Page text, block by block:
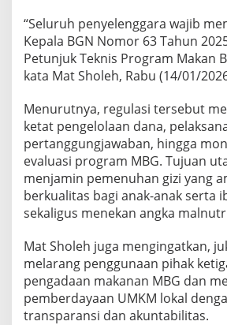
“Seluruh penyelenggara wajib
Kepala BGN Nomor 63 Tahun
Petunjuk Teknis Program Makan
kata Mat Sholeh, Rabu (14/01/
Menurutnya, regulasi tersebut
ketat pengelolaan dana,
pertanggungjawaban, hingga
evaluasi program MBG. Tujuan
menjamin pemenuhan gizi yang
berkualitas bagi anak-anak serta
sekaligus menekan angka
Mat Sholeh juga mengingatkan,
melarang penggunaan pihak
pengadaan makanan MBG dan
pemberdayaan UMKM lokal
transparansi dan akuntabilitas.